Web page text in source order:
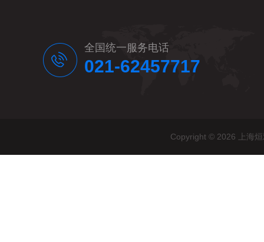
全国统一服务电话
021-62457717
Copyright © 2026 上海